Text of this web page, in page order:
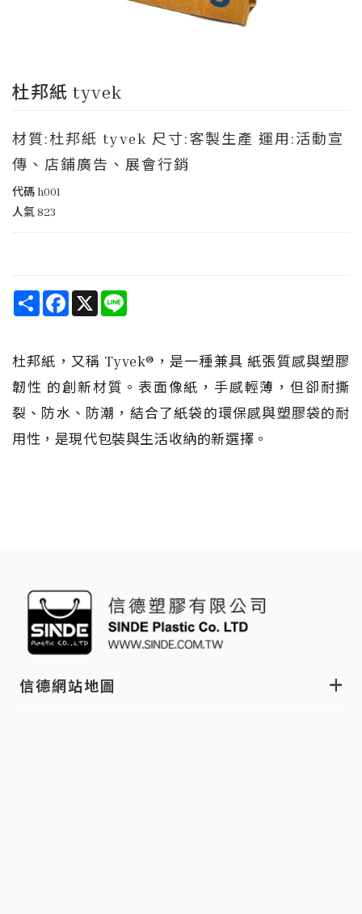
杜邦紙 tyvek
材質:杜邦紙 tyvek 尺寸:客製生產 運用:活動宣
傳、店鋪廣告、展會行銷
代碼 h001
人氣823
Share Facebook
X
杜邦紙，又稱 Tyvek®，是一種兼具 紙張質感與塑膠
韌性 的創新材質。表面像紙，手感輕薄，但卻耐撕
裂、防水、防潮，結合了紙袋的環保感與塑膠袋的耐
用性，是現代包裝與生活收納的新選擇。
信德網站地圖